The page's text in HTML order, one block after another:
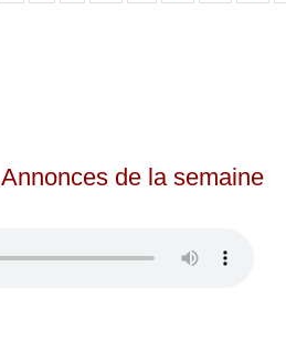
Annonces de la semaine